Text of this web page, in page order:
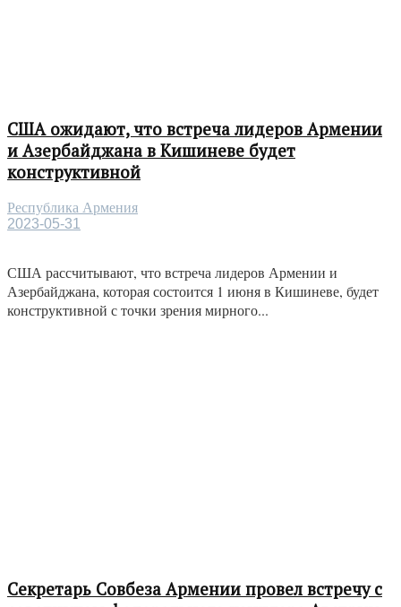
США ожидают, что встреча лидеров Армении
и Азербайджана в Кишиневе будет
конструктивной
Республика Армения
2023-05-31
США рассчитывают, что встреча лидеров Армении и
Азербайджана, которая состоится 1 июня в Кишиневе, будет
конструктивной с точки зрения мирного...
Секретарь Совбеза Армении провел встречу с